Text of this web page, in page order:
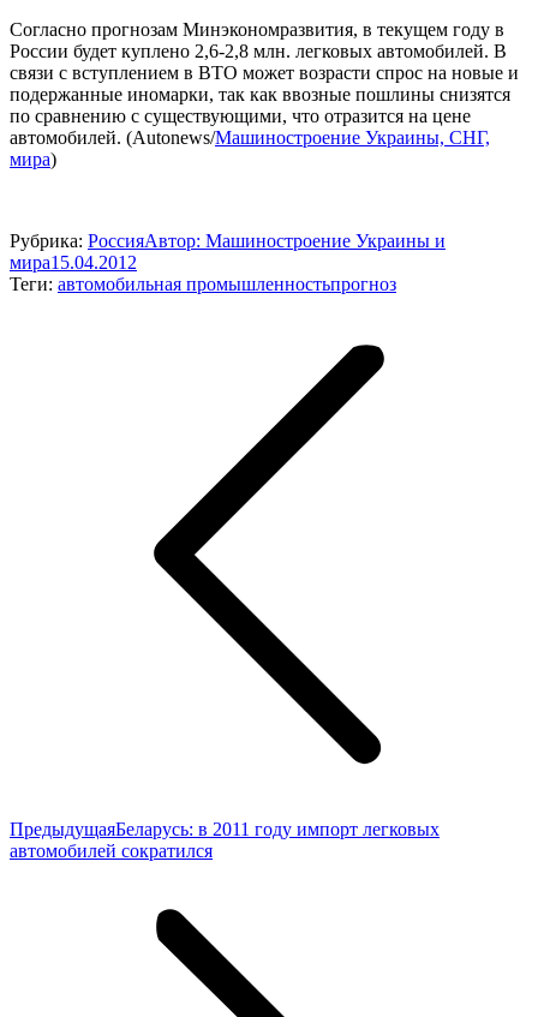
Согласно прогнозам Минэкономразвития, в текущем году в
России будет куплено 2,6-2,8 млн. легковых автомобилей. В
связи с вступлением в ВТО может возрасти спрос на новые и
подержанные иномарки, так как ввозные пошлины снизятся
по сравнению с существующими, что отразится на цене
автомобилей. (Autonews/Машиностроение Украины, СНГ,
мира)
Рубрика: РоссияАвтор: Машиностроение Украины и
мира15.04.2012
Теги: автомобильная промышленностьпрогноз
ПредыдущаяПредыдущая
запись:
Беларусь: в 2011 году импорт легковых
автомобилей сократился